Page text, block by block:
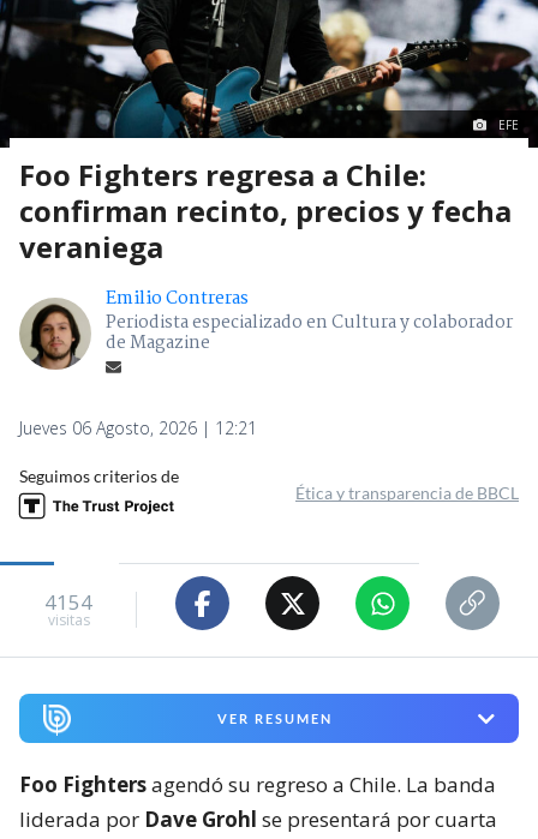
EFE
Foo Fighters regresa a Chile:
confirman recinto, precios y fecha
veraniega
Emilio Contreras
Periodista especializado en Cultura y colaborador
de Magazine
Jueves 06 Agosto, 2026 | 12:21
Seguimos criterios de
Ética y transparencia de BBCL
4154
visitas
VER RESUMEN
Foo Fightersagendó su regreso a Chile. La banda
liderada por Dave Grohl se presentará por cuarta